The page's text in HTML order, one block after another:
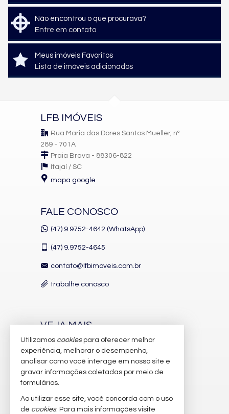
Não encontrou o que procurava?
Entre em contato
Meus imóveis Favoritos
Lista de imóveis adicionados
LFB IMÓVEIS
Rua Maria das Dores Santos Mueller, nº
289 - 701A
Praia Brava - 88306-822
Itajaí / SC
mapa google
FALE CONOSCO
(47) 9.9752-4642 (WhatsApp)
(47) 9.9752-4645
contato@lfbimoveis.com.br
trabalhe conosco
VEJA MAIS
receba nosso newsletter
indicadores financeiros
imóveis favoritos
Utilizamos cookiespara oferecer melhor
experiência, melhorar o desempenho,
analisar como você interage em nosso site e
gravar informações coletadas por meio de
formulários.
Ao utilizar esse site, você concorda com o uso
de cookies. Para mais informações visite